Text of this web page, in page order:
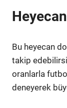
Bu heyecan
takip
oranlarla
deneyerek